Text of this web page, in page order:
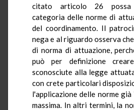
citato articolo 26 possa
categoria delle norme di
del coordinamento. Il
nega e al riguardo osserva
di norma di attuazione,
può per definizione
sconosciute alla legge
con crete particolari
l'applicazione delle norme
massima. In altri termini, la